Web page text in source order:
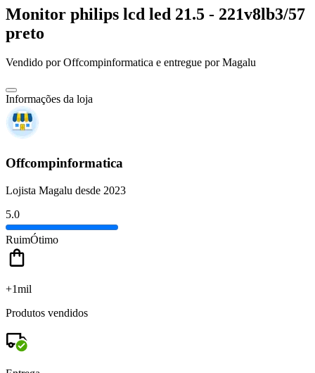
Monitor philips lcd led 21.5 - 221v8lb3/57
preto
Vendido porOffcompinformatica e entregue por Magalu
Informações da loja
Offcompinformatica
Lojista Magalu desde 2023
5.0
RuimÓtimo
+1mil
Produtos vendidos